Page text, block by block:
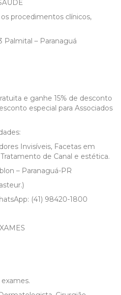
procedimentos clínicos,
Palmital – Paranaguá
e ganhe 15% de desconto
especial para Associados
Invisíveis, Facetas em
de Canal e estética.
– Paranaguá-PR
(41) 98420-1800